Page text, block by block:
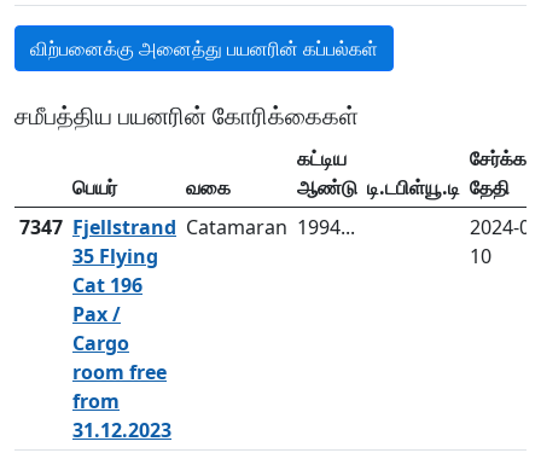
விற்பனைக்கு அனைத்து பயனரின் கப்பல்கள்
சமீபத்திய பயனரின் கோரிக்கைகள்
பெயர் வகை
கட்டிய
ஆண்டு டி.டபிள்யூ.டி தேதி
7347 Fjellstrand
35 Flying
Cat 196
Pax /
Cargo
room free
from
31.12.2023
Catamaran 1994...
2024-
10